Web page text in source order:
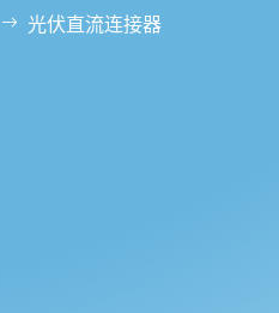
光伏直流连接器